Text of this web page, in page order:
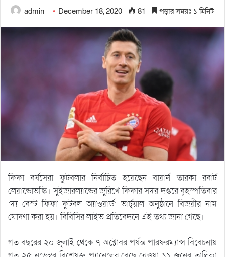
admin December 18, 2020 81 পড়ার সময়ঃ ১ মিনিট
ফিফা বর্ষসেরা ফুটবলার নির্বাচিত হয়েছেন বায়ার্ন তারকা রবার্ট
লেয়ান্ডোভস্কি। সুইজারল্যান্ডের জুরিখে ফিফার সদর দপ্তরে বৃহস্পতিবার
‘দ্য বেস্ট ফিফা ফুটবল অ্যাওয়ার্ড’ ভার্চুয়াল অনুষ্ঠানে বিজয়ীর নাম
ঘোষণা করা হয়। বিবিসির লাইভ প্রতিবেদনে এই তথ্য জানা গেছে।
গত বছরের ২০ জুলাই থেকে ৭ অক্টোবর পর্যন্ত পারফরম্যান্স বিবেচনায়